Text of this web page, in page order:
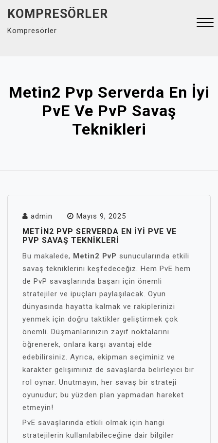
content
KOMPRESÖRLER
Kompresörler
Metin2 Pvp Serverda En İyi
PvE Ve PvP Savaş
Teknikleri
admin Mayıs 9, 2025
METIN2 PVP SERVERDA EN İYI PVE VE
PVP SAVAŞ TEKNIKLERI
Bu makalede, Metin2 PvP sunucularında etkili
savaş tekniklerini keşfedeceğiz. Hem PvE hem
de PvP savaşlarında başarı için önemli
stratejiler ve ipuçları paylaşılacak. Oyun
dünyasında hayatta kalmak ve rakiplerinizi
yenmek için doğru taktikler geliştirmek çok
önemli. Düşmanlarınızın zayıf noktalarını
öğrenerek, onlara karşı avantaj elde
edebilirsiniz. Ayrıca, ekipman seçiminiz ve
karakter gelişiminiz de savaşlarda belirleyici bir
rol oynar. Unutmayın, her savaş bir strateji
oyunudur; bu yüzden plan yapmadan hareket
etmeyin!
PvE savaşlarında etkili olmak için hangi
stratejilerin kullanılabileceğine dair bilgiler